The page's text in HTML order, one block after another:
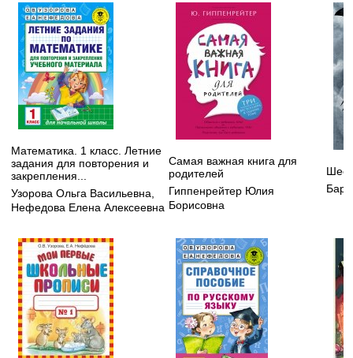
Математика. 1 класс. Летние
задания для повторения и
закрепления...
Узорова Ольга Васильевна
Нефедова Елена Алексеевна
Самая важная книга для
родителей
Гиппенрейтер Юлия
Борисовна